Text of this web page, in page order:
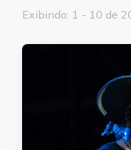
Exibindo: 1 - 10 de